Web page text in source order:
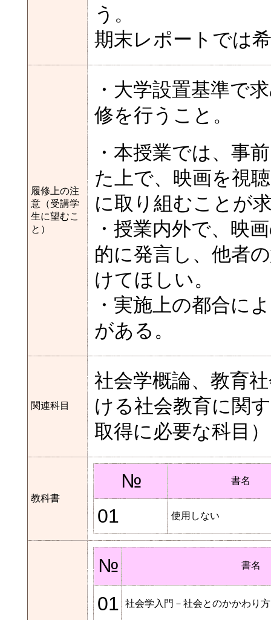
う。
期末レポートでは
履修上の注
意（受講学
生に望むこ
と）
・大学設置基準で
修を行うこと。
・本授業では、事
た上で、映画を視
に取り組むことが
・授業内外で、映
的に発言し、他者
けてほしい。
・実施上の都合に
がある。
関連科目
社会学概論、教育
ける社会教育に関
取得に必要な科目）
教科書
№ 書名
01 使用しない
№ 書名
01 社会学入門－社会とのかかわり